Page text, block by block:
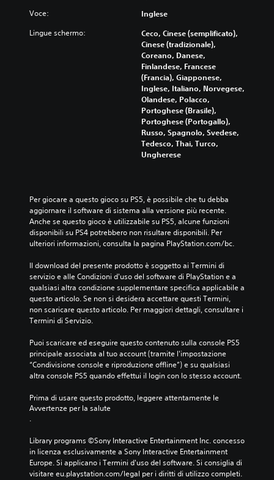
Voce: Inglese
Lingue schermo:
Ceco, Cinese (semplificato),
Cinese (tradizionale),
Coreano, Danese,
Finlandese, Francese
(Francia), Giapponese,
Inglese, Italiano, Norvegese,
Olandese, Polacco,
Portoghese (Brasile),
Portoghese (Portogallo),
Russo, Spagnolo, Svedese,
Tedesco, Thai, Turco,
Ungherese
Per giocare a questo gioco su PS5, è possibile che tu debba
aggiornare il software di sistema alla versione più recente.
Anche se questo gioco è utilizzabile su PS5, alcune funzioni
disponibili su PS4 potrebbero non risultare disponibili. Per
ulteriori informazioni, consulta la pagina PlayStation.com/bc.
Il download del presente prodotto è soggetto ai Termini di
servizio e alle Condizioni d'uso del software di PlayStation e a
qualsiasi altra condizione supplementare specifica applicabile a
questo articolo. Se non si desidera accettare questi Termini,
non scaricare questo articolo. Per maggiori dettagli, consultare i
Termini di Servizio.
Puoi scaricare ed eseguire questo contenuto sulla console PS5
principale associata al tuo account (tramite l'impostazione
“Condivisione console e riproduzione offline”) e su qualsiasi
altra console PS5 quando effettui il login con lo stesso account.
Prima di usare questo prodotto, leggere attentamente le
Avvertenze per la salute
.
Library programs ©Sony Interactive Entertainment Inc. concesso
in licenza esclusivamente a Sony Interactive Entertainment
Europe. Si applicano i Termini d'uso del software. Si consiglia di
visitare eu.playstation.com/legal per i diritti di utilizzo completi.